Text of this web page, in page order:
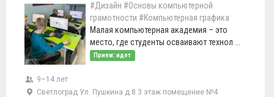
#Дизайн #Основы компьютерной
грамотности #Компьютерная графика
Малая компьютерная академия – это
место, где студенты осваивают технол ...
Прием: идет
9–14 лет
Светлоград Ул. Пушкина д 8 3 этаж помещение №4